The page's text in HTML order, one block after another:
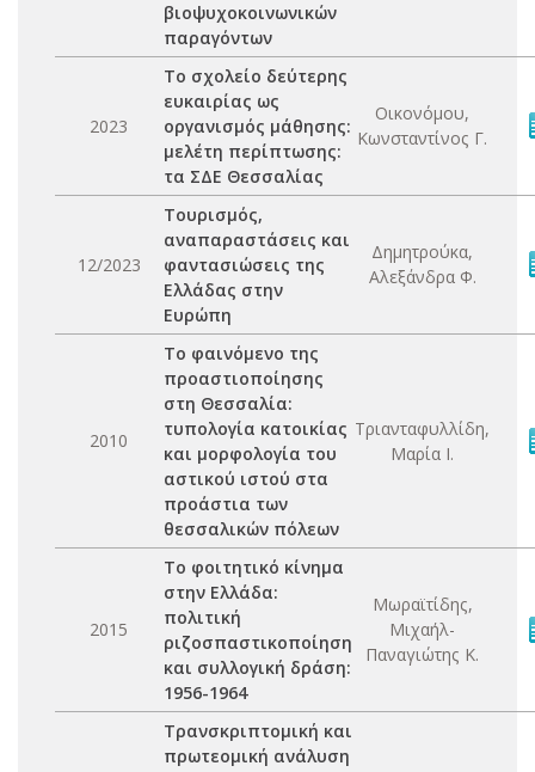
βιοψυχοκοινωνικών
παραγόντων
2023
Το σχολείο δεύτερης
ευκαιρίας ως
οργανισμός μάθησης:
μελέτη περίπτωσης:
τα ΣΔΕ Θεσσαλίας
Οικονόμου,
Κωνσταντίνος Γ.
12/2023
Τουρισμός,
αναπαραστάσεις και
φαντασιώσεις της
Ελλάδας στην
Ευρώπη
Δημητρούκα,
Αλεξάνδρα Φ.
2010
Το φαινόμενο της
προαστιοποίησης
στη Θεσσαλία:
τυπολογία κατοικίας
και μορφολογία του
αστικού ιστού στα
προάστια των
θεσσαλικών πόλεων
Τριανταφυλλίδη,
Μαρία Ι.
2015
Το φοιτητικό κίνημα
στην Ελλάδα:
πολιτική
ριζοσπαστικοποίηση
και συλλογική δράση:
1956-1964
Μωραϊτίδης,
Μιχαήλ-
Παναγιώτης Κ.
Τρανσκριπτομική και
πρωτεομική ανάλυση